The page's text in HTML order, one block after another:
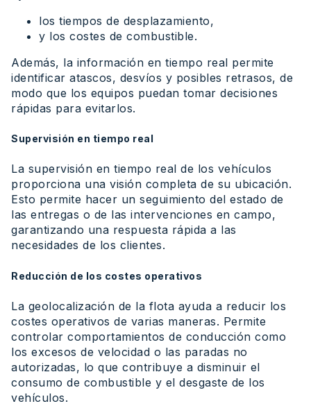
los tiempos de desplazamiento,
y los costes de combustible.
Además, la información en tiempo real permite
identificar atascos, desvíos y posibles retrasos, de
modo que los equipos puedan tomar decisiones
rápidas para evitarlos.
Supervisión en tiempo real
La supervisión en tiempo real de los vehículos
proporciona una visión completa de su ubicación.
Esto permite hacer un seguimiento del estado de
las entregas o de las intervenciones en campo,
garantizando una respuesta rápida a las
necesidades de los clientes.
Reducción de los costes operativos
La geolocalización de la flota ayuda a reducir los
costes operativos de varias maneras. Permite
controlar comportamientos de conducción como
los excesos de velocidad o las paradas no
autorizadas, lo que contribuye a disminuir el
consumo de combustible y el desgaste de los
vehículos.